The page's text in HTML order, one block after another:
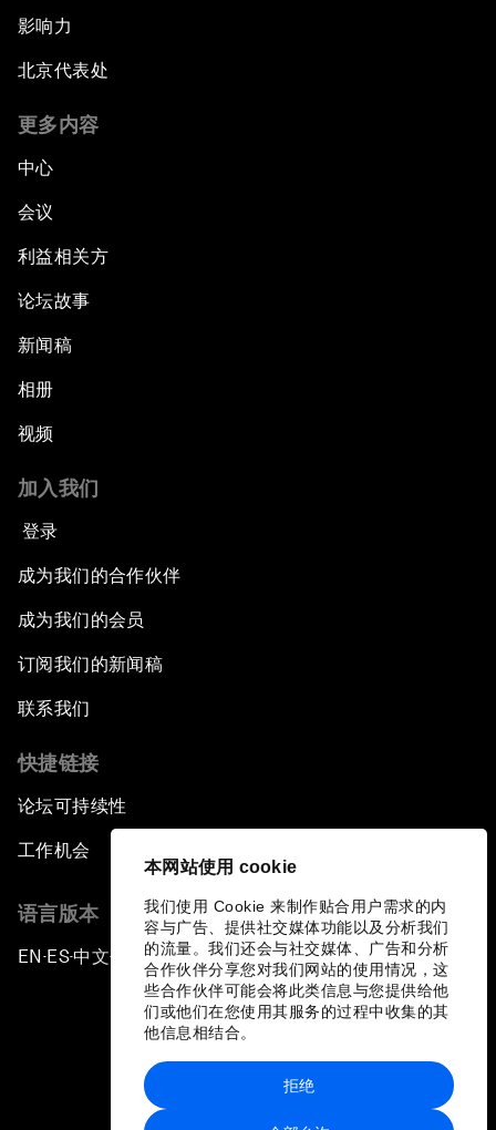
本网站使用 cookie
我们使用 Cookie 来制作贴合用户需求的内
容与广告、提供社交媒体功能以及分析我们
的流量。我们还会与社交媒体、广告和分析
合作伙伴分享您对我们网站的使用情况，这
些合作伙伴可能会将此类信息与您提供给他
们或他们在您使用其服务的过程中收集的其
他信息相结合。
拒绝
影响力
北京代表处
更多内容
中心
会议
利益相关方
论坛故事
新闻稿
相册
视频
加入我们
登录
成为我们的合作伙伴
成为我们的会员
订阅我们的新闻稿
联系我们
快捷链接
论坛可持续性
工作机会
语言版本
EN ▪ES▪中文▪ 日本語